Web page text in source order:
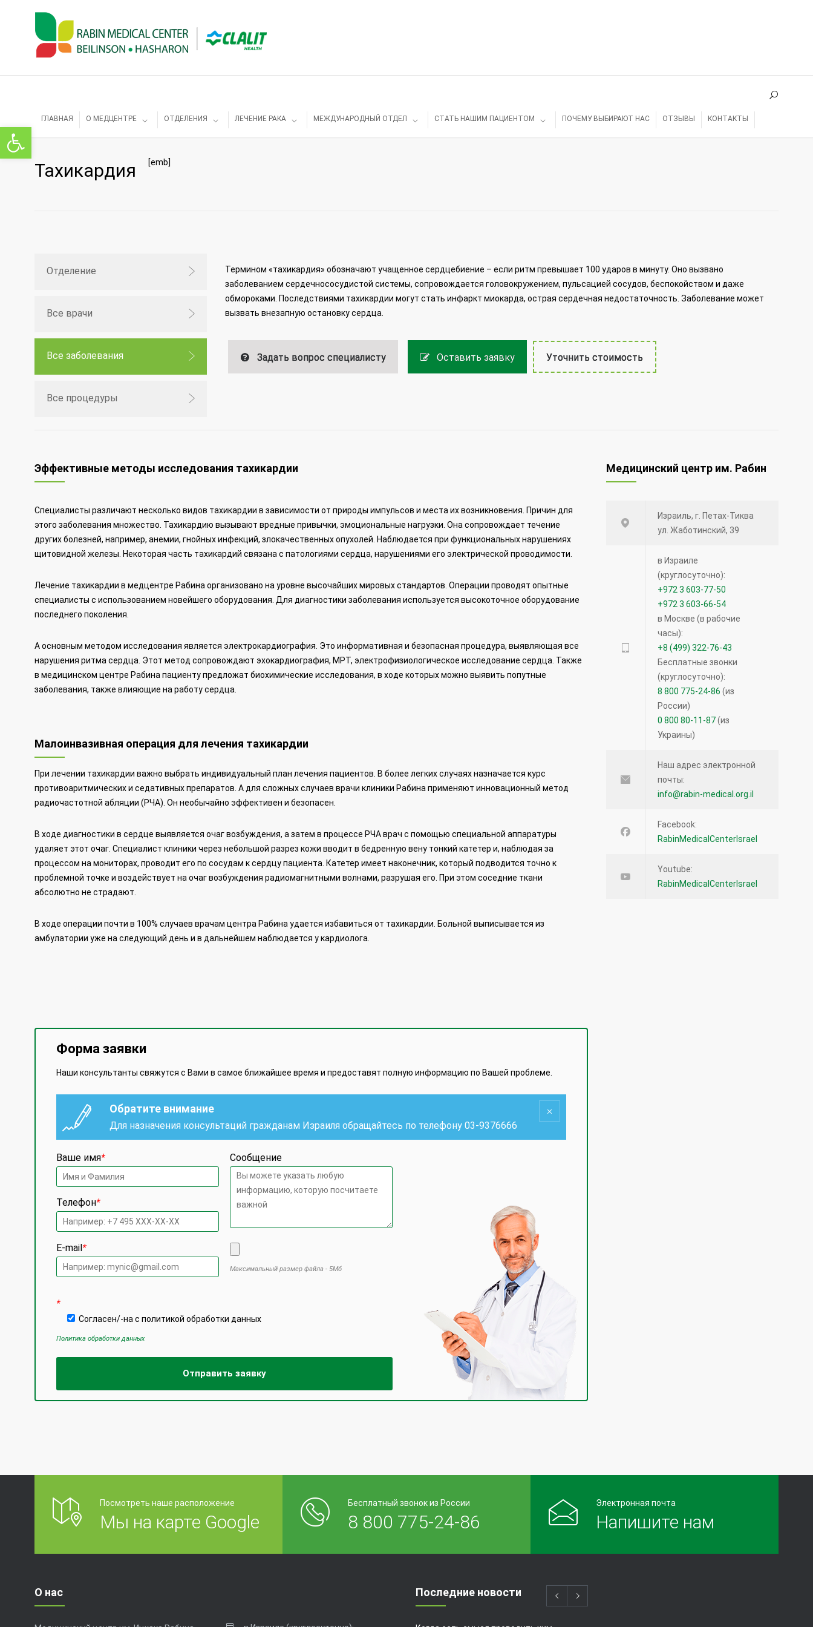
Открыть панель инструментов
ГЛАВНАЯ О МЕДЦЕНТРЕ ОТДЕЛЕНИЯ ЛЕЧЕНИЕ РАКА МЕЖДУНАРОДНЫЙ ОТДЕЛ СТАТЬ НАШИМ ПАЦИЕНТОМ ПОЧЕМУ ВЫБИРАЮТ НАС ОТЗЫВЫ КОНТАКТЫ
Тахикардия [emb]
Отделение
Все врачи
Все заболевания
Все процедуры
Термином «тахикардия» обозначают учащенное сердцебиение – если ритм превышает 100 ударов в минуту. Оно вызвано
заболеванием сердечнососудистой системы, сопровождается головокружением, пульсацией сосудов, беспокойством и даже
обмороками. Последствиями тахикардии могут стать инфаркт миокарда, острая сердечная недостаточность. Заболевание может
вызвать внезапную остановку сердца.
Задать вопрос специалисту Оставить заявку Уточнить стоимость
Эффективные методы исследования тахикардии
Специалисты различают несколько видов тахикардии в зависимости от природы импульсов и места их возникновения. Причин для
этого заболевания множество. Тахикардию вызывают вредные привычки, эмоциональные нагрузки. Она сопровождает течение
других болезней, например, анемии, гнойных инфекций, злокачественных опухолей. Наблюдается при функциональных нарушениях
щитовидной железы. Некоторая часть тахикардий связана с патологиями сердца, нарушениями его электрической проводимости.
Лечение тахикардии в медцентре Рабина организовано на уровне высочайших мировых стандартов. Операции проводят опытные
специалисты с использованием новейшего оборудования. Для диагностики заболевания используется высокоточное оборудование
последнего поколения.
А основным методом исследования является электрокардиография. Это информативная и безопасная процедура, выявляющая все
нарушения ритма сердца. Этот метод сопровождают эхокардиография, МРТ, электрофизиологическое исследование сердца. Также
в медицинском центре Рабина пациенту предложат биохимические исследования, в ходе которых можно выявить попутные
заболевания, также влияющие на работу сердца.
Малоинвазивная операция для лечения тахикардии
При лечении тахикардии важно выбрать индивидуальный план лечения пациентов. В более легких случаях назначается курс
противоаритмических и седативных препаратов. А для сложных случаев врачи клиники Рабина применяют инновационный метод
радиочастотной абляции (РЧА). Он необычайно эффективен и безопасен.
В ходе диагностики в сердце выявляется очаг возбуждения, а затем в процессе РЧА врач с помощью специальной аппаратуры
удаляет этот очаг. Специалист клиники через небольшой разрез кожи вводит в бедренную вену тонкий катетер и, наблюдая за
процессом на мониторах, проводит его по сосудам к сердцу пациента. Катетер имеет наконечник, который подводится точно к
проблемной точке и воздействует на очаг возбуждения радиомагнитными волнами, разрушая его. При этом соседние ткани
абсолютно не страдают.
В ходе операции почти в 100% случаев врачам центра Рабина удается избавиться от тахикардии. Больной выписывается из
амбулатории уже на следующий день и в дальнейшем наблюдается у кардиолога.
Форма заявки
Наши консультанты свяжутся с Вами в самое ближайшее время и предоставят полную информацию по Вашей проблеме.
Обратите внимание
Для назначения консультаций гражданам Израиля обращайтесь по телефону03-9376666
Ваше имя*
Телефон*
E-mail*
Сообщение
Максимальный размер файла - 5Мб
*
Согласен/-на с политикой обработки данных
Политика обработки данных
Медицинский центр им. Рабин
Израиль, г. Петах-Тиква
ул. Жаботинский, 39
в Израиле
(круглосуточно):
+972 3 603-77-50
+972 3 603-66-54
в Москве (в рабочие
часы):
+8 (499) 322-76-43
Бесплатные звонки
(круглосуточно):
8 800 775-24-86 (из
России)
0 800 80-11-87(из
Украины)
Наш адрес электронной
почты:
info@rabin-medical.org.il
Facebook:
RabinMedicalCenterIsrael
Youtube:
RabinMedicalCenterIsrael
Посмотреть наше расположение
Мы на карте Google
Бесплатный звонок из России
8 800 775-24-86
Электронная почта
Напишите нам
О нас Последние новости